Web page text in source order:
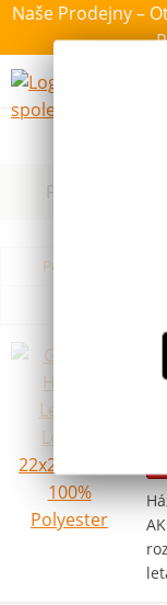
Naše Prodejny –
Filtrovat dle
Podle názvu od A